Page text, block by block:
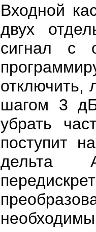
Входной
двух
сигнал с
отключить,
шагом 3
убрать
поступит
дельта